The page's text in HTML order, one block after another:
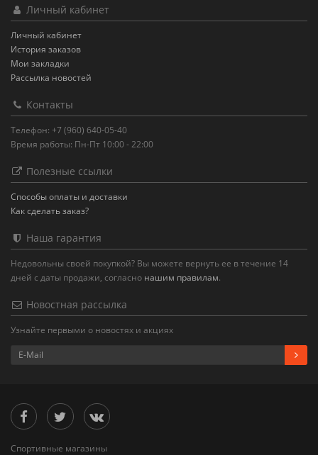
Личный кабинет
Личный кабинет
История заказов
Мои закладки
Рассылка новостей
Контакты
Телефон: +7 (960) 640-05-40
Время работы: Пн-Пт 10:00 - 22:00
Полезные ссылки
Способы оплаты и доставки
Как сделать заказ?
Наша гарантия
Недовольны своей покупкой? Вы можете вернуть ее в течение 14
дней с даты продажи, согласно нашим правилам.
Новостная рассылка
Узнайте первыми о новостях и акциях
Спортивные магазины